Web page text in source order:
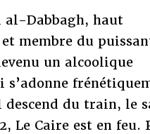
al-Dabbagh, haut
membre du
un alcoolique
s’adonne
descend du train, le
Le Caire est en feu.